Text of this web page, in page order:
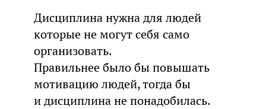
Дисциплина нужна для людей
которые не могут себя само
организовать.
Правильнее было бы повышать
мотивацию людей, тогда бы
и дисциплина не понадобилась.